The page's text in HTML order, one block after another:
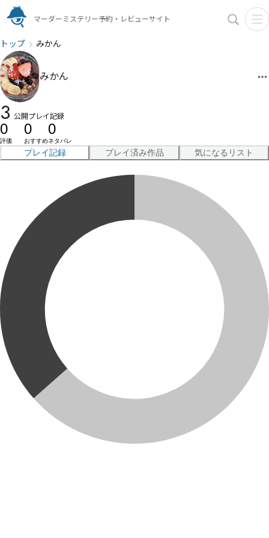
マーダーミステリー予約・レビューサイト
トップ みかん
みかん
3 公開プレイ記録
0
評価
0
おすすめ
0
ネタバレ
プレイ記録 プレイ済み作品 気になるリスト